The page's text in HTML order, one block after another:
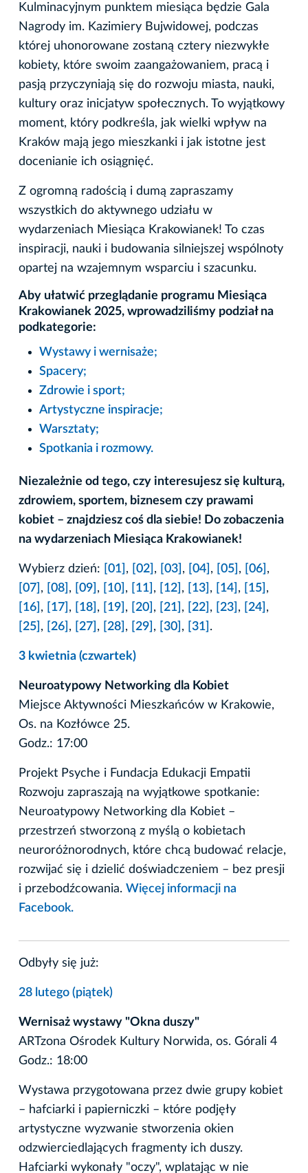
Kulminacyjnym punktem miesiąca będzie Gala
Nagrody im. Kazimiery Bujwidowej, podczas
której uhonorowane zostaną cztery niezwykłe
kobiety, które swoim zaangażowaniem, pracą i
pasją przyczyniają się do rozwoju miasta, nauki,
kultury oraz inicjatyw społecznych. To wyjątkowy
moment, który podkreśla, jak wielki wpływ na
Kraków mają jego mieszkanki i jak istotne jest
docenianie ich osiągnięć.
Z ogromną radością i dumą zapraszamy
wszystkich do aktywnego udziału w
wydarzeniach Miesiąca Krakowianek! To czas
inspiracji, nauki i budowania silniejszej wspólnoty
opartej na wzajemnym wsparciu i szacunku.
Aby ułatwić przeglądanie programu Miesiąca
Krakowianek 2025, wprowadziliśmy podział na
podkategorie:
Wystawy i wernisaże;
Spacery;
Zdrowie i sport;
Artystyczne inspiracje;
Warsztaty;
Spotkania i rozmowy.
Niezależnie od tego, czy interesujesz się kulturą,
zdrowiem, sportem, biznesem czy prawami
kobiet – znajdziesz coś dla siebie! Do zobaczenia
na wydarzeniach Miesiąca Krakowianek!
Wybierz dzień: [01] , [02] , [03] , [04] , [05] , [06] ,
[07] , [08] , [09] , [10] , [11] , [12] , [13] , [14] , [15] ,
[16] , [17] , [18] , [19] , [20] , [21] , [22] , [23] , [24] ,
[25] , [26] , [27] , [28] , [29] , [30] , [31] .
3 kwietnia (czwartek)
Neuroatypowy Networking dla Kobiet
Miejsce Aktywności Mieszkańców w Krakowie,
Os. na Kozłówce 25.
Godz.: 17:00
Projekt Psyche i Fundacja Edukacji Empatii
Rozwoju zapraszają na wyjątkowe spotkanie:
Neuroatypowy Networking dla Kobiet –
przestrzeń stworzoną z myślą o kobietach
neuroróżnorodnych, które chcą budować relacje,
rozwijać się i dzielić doświadczeniem – bez presji
i przebodźcowania. Więcej informacji na
Facebook.
Odbyły się już:
28 lutego (piątek)
Wernisaż wystawy "Okna duszy"
ARTzona Ośrodek Kultury Norwida, os. Górali 4
Godz.: 18:00
Wystawa przygotowana przez dwie grupy kobiet
– hafciarki i papierniczki – które podjęły
artystyczne wyzwanie stworzenia okien
odzwierciedlających fragmenty ich duszy.
Hafciarki wykonały "oczy", wplatając w nie